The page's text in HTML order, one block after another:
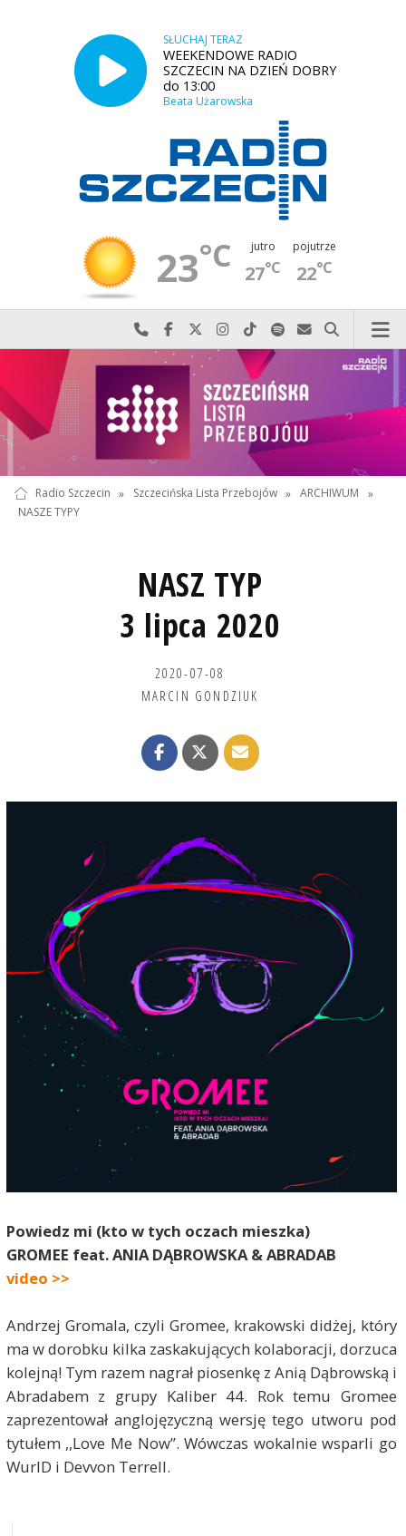
SŁUCHAJ TERAZ
WEEKENDOWE RADIO
SZCZECIN NA DZIEŃ DOBRY
do 13:00
Beata Użarowska
23°C jutro
27°C
pojutrze
22°C
Najlepiej po prostu do nas zadzwoń
Odwiedź nas na Facebook-u
Odwiedź nas na X
Odwiedź nas na Instagram-ie
Odwiedź nas na TikTok-u
Szukaj nas na Spotify
Wyślij do nas
Szukaj
Radio Szczecin » Szczecińska Lista Przebojów » ARCHIWUM
»
NASZE TYPY
NASZ TYP
3 lipca 2020
2020-07-08
MARCIN GONDZIUK
Powiedz mi (kto w tych oczach mieszka)
GROMEE feat. ANIA DĄBROWSKA & ABRADAB
video >>
Andrzej Gromala, czyli Gromee, krakowski didżej, który
ma w dorobku kilka zaskakujących kolaboracji, dorzuca
kolejną! Tym razem nagrał piosenkę z Anią Dąbrowską i
Abradabem z grupy Kaliber 44. Rok temu Gromee
zaprezentował anglojęzyczną wersję tego utworu pod
tytułem ,,Love Me Now”. Wówczas wokalnie wsparli go
WurlD i Devvon Terrell.